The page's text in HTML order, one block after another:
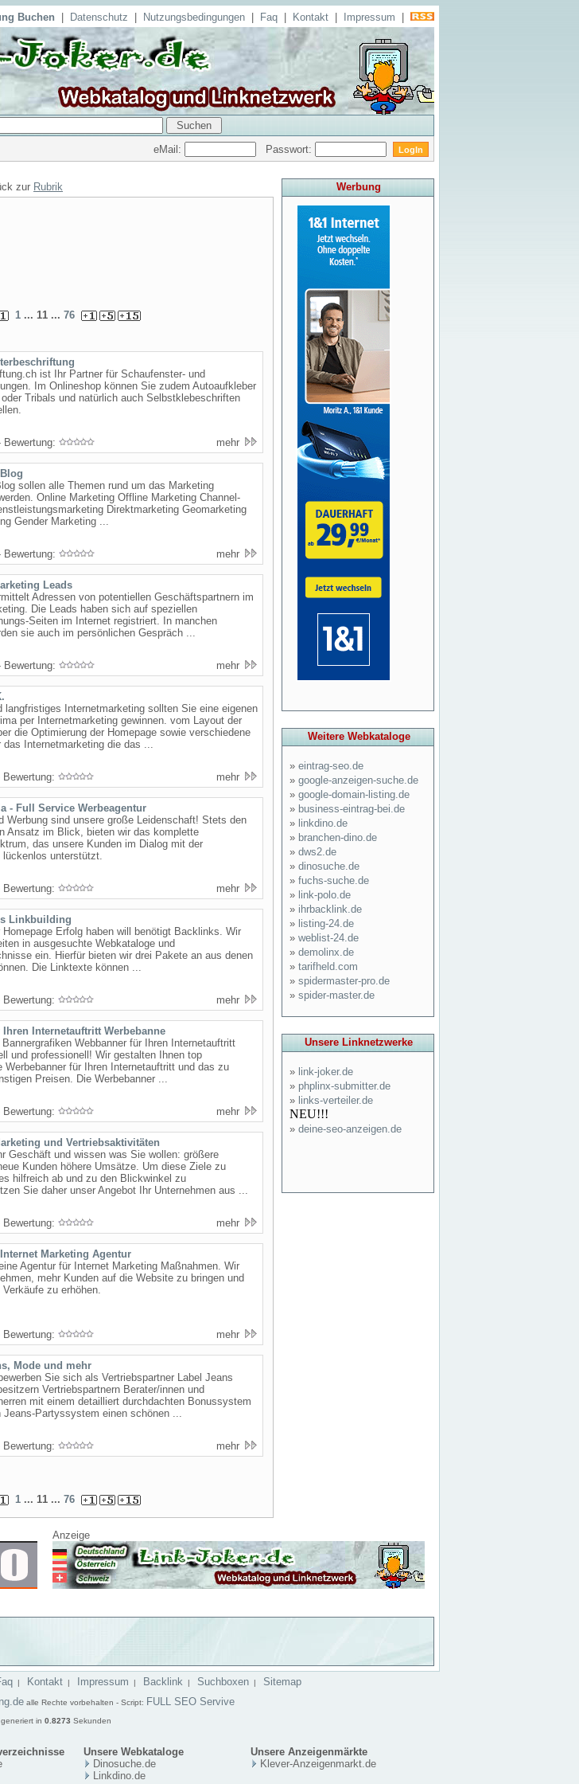
Buchen Datenschutz Nutzungsbedingungen Faq Kontakt Impressum
eMail: Passwort:
zur Rubrik
1... 11 ... 76
ist Ihr Partner für Schaufenster- und
Im Onlineshop können Sie zudem Autoaufkleber
Tribals und natürlich auch Selbstklebeschriften
Bewertung: mehr
sollen alle Themen rund um das Marketing
Online Marketing Offline Marketing Channel-
Direktmarketing Geomarketing
Gender Marketing ...
Bewertung: mehr
Leads
Adressen von potentiellen Geschäftspartnern im
Die Leads haben sich auf speziellen
Seiten im Internet registriert. In manchen
sie auch im persönlichen Gespräch ...
Bewertung: mehr
langfristiges Internetmarketing sollten Sie eine eigenen
per Internetmarketing gewinnen. vom Layout der
die Optimierung der Homepage sowie verschiedene
das Internetmarketing die das ...
Bewertung: mehr
- Full Service Werbeagentur
Werbung sind unsere große Leidenschaft! Stets den
Ansatz im Blick, bieten wir das komplette
das unsere Kunden im Dialog mit der
unterstützt.
Bewertung: mehr
Linkbuilding
Homepage Erfolg haben will benötigt Backlinks. Wir
in ausgesuchte Webkataloge und
ein. Hierfür bieten wir drei Pakete an aus denen
Die Linktexte können ...
mehr
Ihren Internetauftritt Werbebanne
Bannergrafiken Webbanner für Ihren Internetauftritt
und professionell! Wir gestalten Ihnen top
Werbebanner für Ihren Internetauftritt und das zu
Preisen. Die Werbebanner ...
Bewertung: mehr
und Vertriebsaktivitäten
Geschäft und wissen was Sie wollen: größere
Kunden höhere Umsätze. Um diese Ziele zu
hilfreich ab und zu den Blickwinkel zu
Sie daher unser Angebot Ihr Unternehmen aus ...
Bewertung: mehr
Marketing Agentur
Agentur für Internet Marketing Maßnahmen. Wir
mehr Kunden auf die Website zu bringen und
zu erhöhen.
Bewertung: mehr
Mode und mehr
Sie sich als Vertriebspartner Label Jeans
Vertriebspartnern Berater/innen und
mit einem detailliert durchdachten Bonussystem
Jeans-Partyssystem einen schönen ...
Bewertung: mehr
1... 11 ... 76
Werbung
Weitere Webkataloge
» eintrag-seo.de
» google-anzeigen-suche.de
» google-domain-listing.de
» business-eintrag-bei.de
» linkdino.de
» branchen-dino.de
» dws2.de
» dinosuche.de
» fuchs-suche.de
» link-polo.de
» ihrbacklink.de
» listing-24.de
» weblist-24.de
» demolinx.de
» tarifheld.com
» spidermaster-pro.de
» spider-master.de
Unsere Linknetzwerke
» link-joker.de
» phplinx-submitter.de
» links-verteiler.de
NEU!!!
» deine-seo-anzeigen.de
Anzeige
| Kontakt| Impressum | Backlink | Suchboxen| Sitemap
alle Rechte vorbehalten - Script: FULL SEO Servive
in 0.8273 Sekunden
Unsere Webkataloge
Unsere Anzeigenmärkte
Dinosuche.de
Linkdino.de
Klever-Anzeigenmarkt.de